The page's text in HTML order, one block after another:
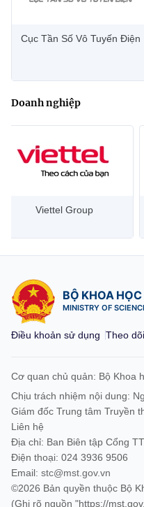
Cục Tần Số Vô Tuyến Điện
Doanh nghiệp
Đại học Bách Khoa, TP
BỘ KHOA
MINISTRY OF
Điều khoản sử dụng Theo
Cơ quan chủ quản: Bộ Khoa
Chịu trách nhiệm nội dung:
Giám đốc Trung tâm Truyền
Liên hệ
Địa chỉ: Ban Biên tập Cổng
Điện thoại: 024 3936 9506
Email: stc@mst.gov.vn
©2026 Bản quyền thuộc Bộ
(Ghi rõ nguồn "https://